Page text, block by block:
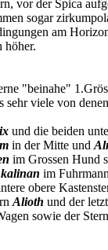
vor der Spica
sogar
am
höher.
"beinahe"
sehr viele von
und die beiden
in der Mitte und
im Grossen Hund
im
obere
Alioth und der
sowie der Stern